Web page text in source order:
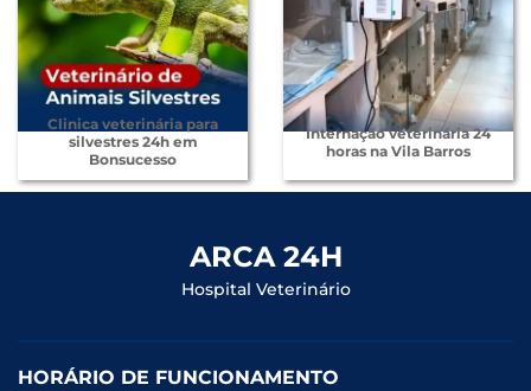
Clinica veterinária para
silvestres 24h em
Bonsucesso
Internação veterinária 24
horas na Vila Barros
ARCA 24H
Hospital Veterinário
HORÁRIO DE FUNCIONAMENTO